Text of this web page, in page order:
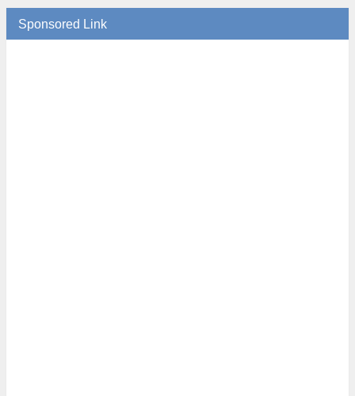
Sponsored Link